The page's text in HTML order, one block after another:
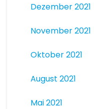
Dezember 2021
November 2021
Oktober 2021
August 2021
Mai 2021